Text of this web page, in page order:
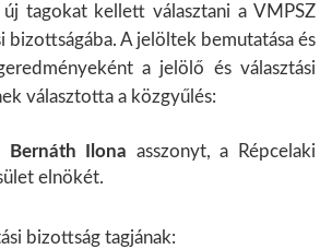
új tagokat kellett választani a VMPSZ
bizottságába. A jelöltek bemutatása és
a jelölő és választási
választotta a közgyűlés:
Bernáth Ilona asszonyt, a Répcelaki
elnökét.
bizottság tagjának: